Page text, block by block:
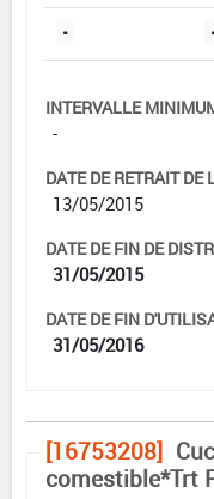
- -
INTERVALLE
-
DATE DE RETRAIT DE
13/05/2015
DATE DE FIN DE
31/05/2015
DATE DE FIN
31/05/2016
[16753208]
comestible*Trt